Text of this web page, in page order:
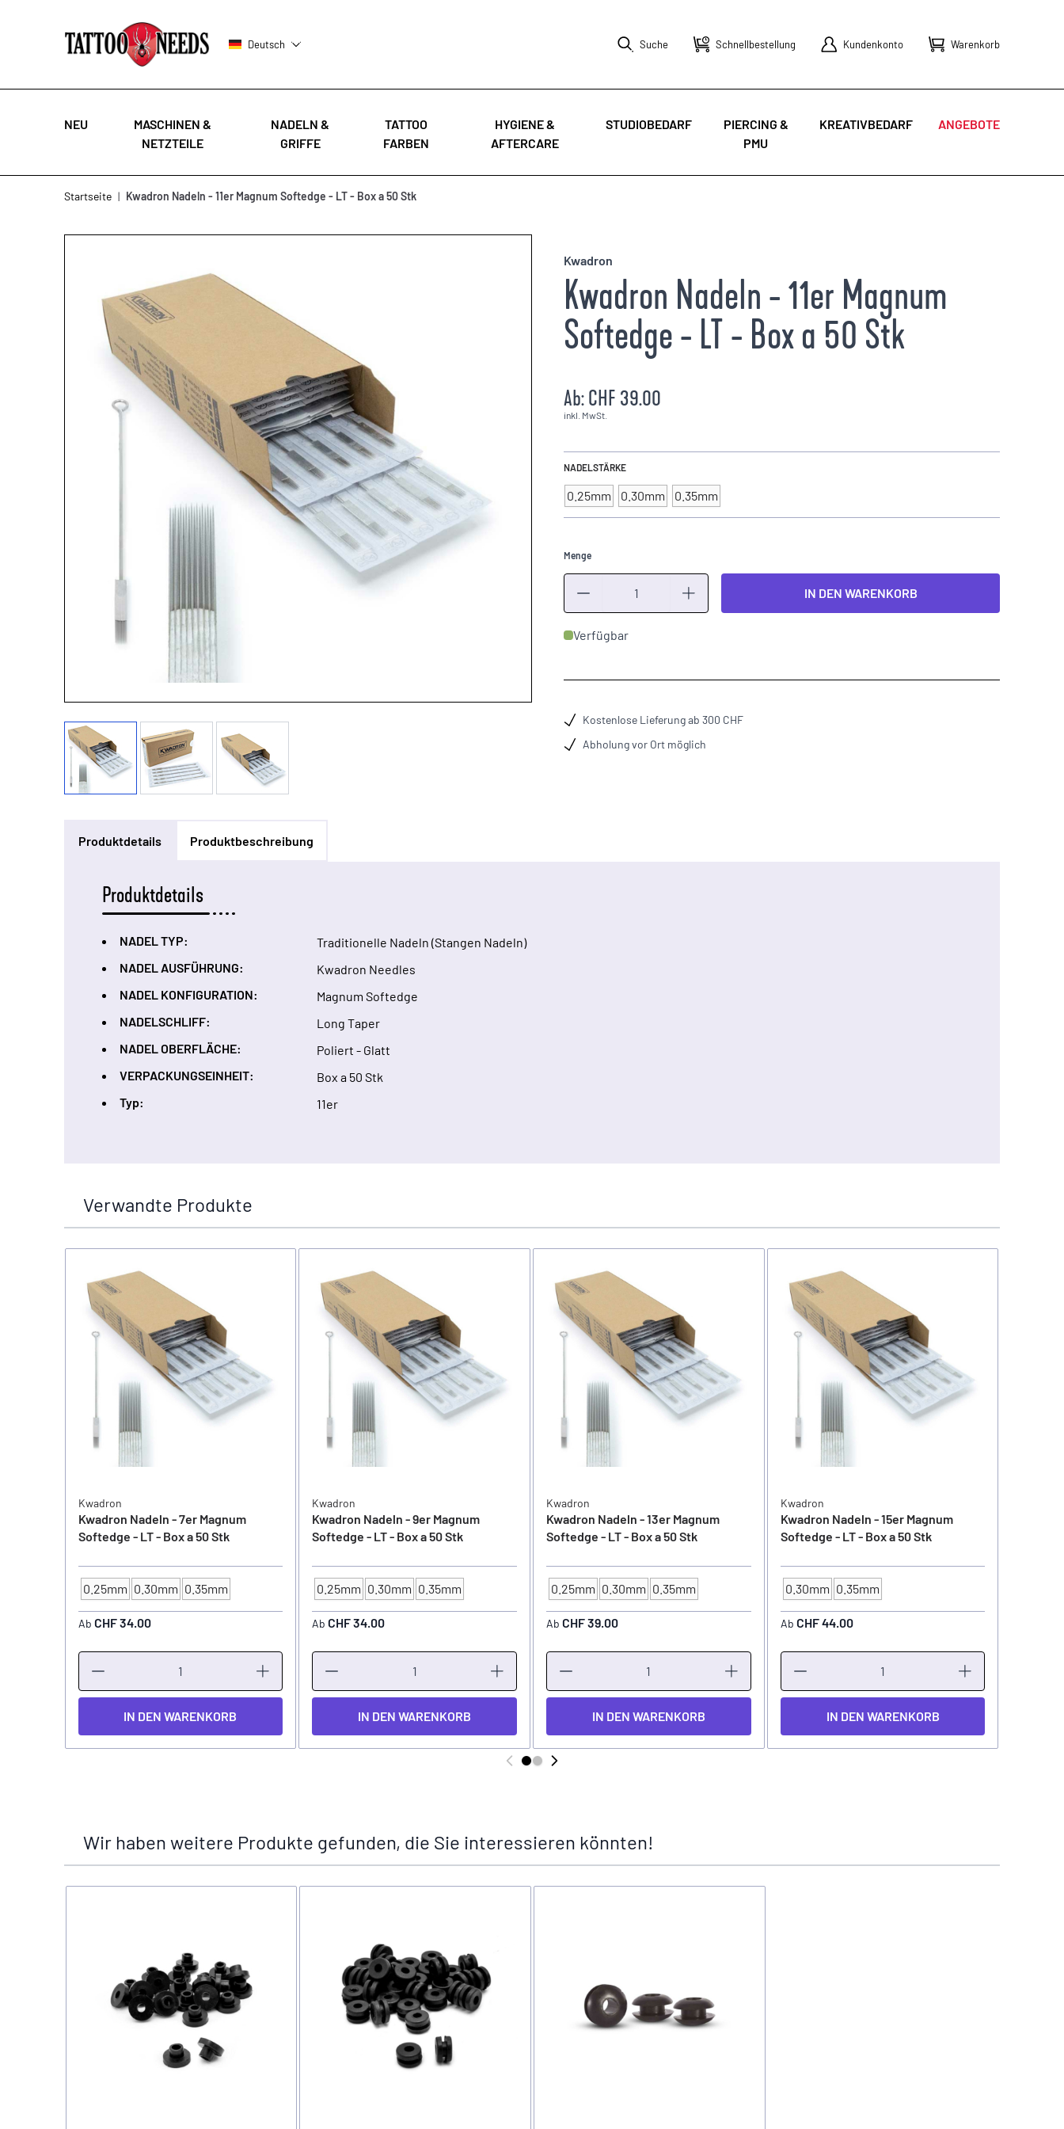
Deutsch Suche Schnellbestellung Kundenkonto Warenkorb
NEU
MASCHINEN &
NETZTEILE
NADELN &
GRIFFE
TATTOO
FARBEN
HYGIENE &
AFTERCARE
STUDIOBEDARF
PIERCING &
PMU
KREATIVBEDARF ANGEBOTE
Startseite | Kwadron Nadeln - 11er Magnum Softedge - LT - Box a 50 Stk
Kwadron
Kwadron Nadeln - 11er Magnum
Softedge - LT - Box a 50 Stk
Ab:CHF 39.00
inkl. MwSt.
NADELSTÄRKE
0.25mm 0.30mm 0.35mm
Menge
IN DEN WARENKORB
Verfügbar
Kostenlose Lieferung ab 300 CHF
Abholung vor Ort möglich
Produktdetails Produktbeschreibung
Produktdetails
NADEL TYP:
Traditionelle Nadeln (Stangen Nadeln)
NADEL AUSFÜHRUNG:
Kwadron Needles
NADEL KONFIGURATION:
Magnum Softedge
NADELSCHLIFF:
Long Taper
NADEL OBERFLÄCHE:
Poliert - Glatt
VERPACKUNGSEINHEIT:
Box a 50 Stk
Typ:
11er
Verwandte Produkte
Kwadron
Kwadron Nadeln - 7er Magnum
Softedge - LT - Box a 50 Stk
NADELSTÄRKE
0.25mm 0.30mm 0.35mm
Ab CHF 34.00
IN DEN WARENKORB
Kwadron
Kwadron Nadeln - 9er Magnum
Softedge - LT - Box a 50 Stk
NADELSTÄRKE
0.25mm 0.30mm 0.35mm
Ab CHF 34.00
IN DEN WARENKORB
Kwadron
Kwadron Nadeln - 13er Magnum
Softedge - LT - Box a 50 Stk
NADELSTÄRKE
0.25mm 0.30mm 0.35mm
Ab CHF 39.00
IN DEN WARENKORB
Kwadron
Kwadron Nadeln - 15er Magnum
Softedge - LT - Box a 50 Stk
NADELSTÄRKE
0.30mm 0.35mm
Ab CHF 44.00
IN DEN WARENKORB
Wir haben weitere Produkte gefunden, die Sie interessieren könnten!